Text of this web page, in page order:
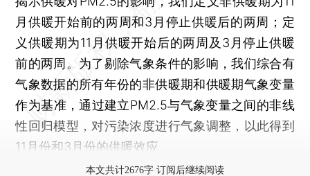
月供暖开始前的两周和3月停止供暖后的两周；定
义供暖期为11月供暖开始后的两周及3月停止供暖
前的两周。为了剔除气象条件的影响，我们综合有
气象数据的所有年份的非供暖期和供暖期气象变量
作为基准，通过建立PM2.5与气象变量之间的非线
性回归模型，对污染浓度进行气象调整，以此得到
11月份和3月份的供暖效应。
本文共计2676字 订阅后继续阅读